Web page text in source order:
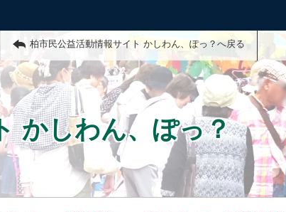
柏市民公益活動情報サイト かしわん、ぽっ？へ戻る
かしわん、ぽっ？